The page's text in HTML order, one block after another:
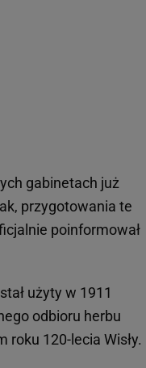
gabinetach już
przygotowania te
poinformował
użyty w 1911
odbioru herbu
120-lecia Wisły.